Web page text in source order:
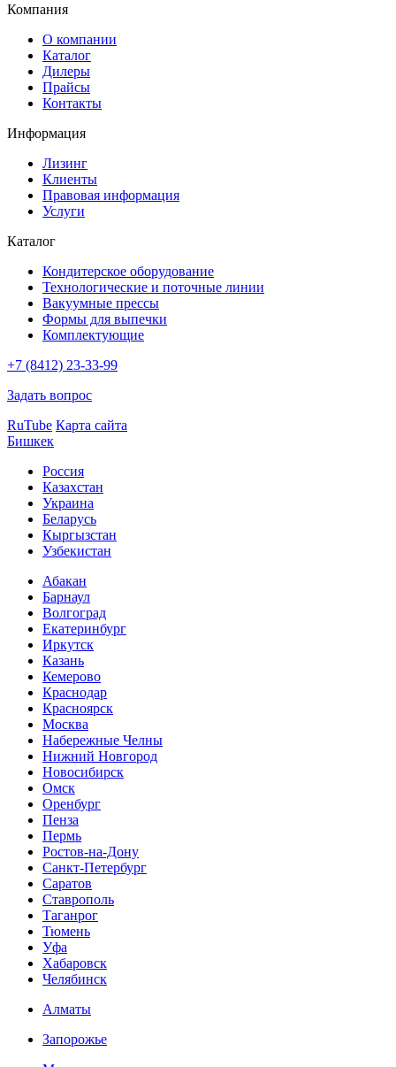
Компания
О компании
Каталог
Дилеры
Прайсы
Контакты
Информация
Лизинг
Клиенты
Правовая информация
Услуги
Каталог
Кондитерское оборудование
Технологические и поточные линии
Вакуумные прессы
Формы для выпечки
Комплектующие
+7 (8412) 23-33-99
Задать вопрос
RuTube Карта сайта
Бишкек
Россия
Казахстан
Украина
Беларусь
Кыргызстан
Узбекистан
Абакан
Барнаул
Волгоград
Екатеринбург
Иркутск
Казань
Кемерово
Краснодар
Красноярск
Москва
Набережные Челны
Нижний Новгород
Новосибирск
Омск
Оренбург
Пенза
Пермь
Ростов-на-Дону
Санкт-Петербург
Саратов
Ставрополь
Таганрог
Тюмень
Уфа
Хабаровск
Челябинск
Алматы
Запорожье